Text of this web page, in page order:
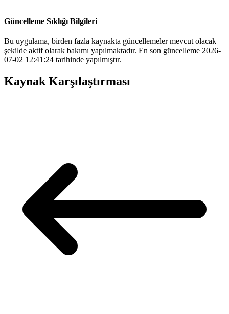
Güncelleme Sıklığı Bilgileri
Bu uygulama, birden fazla kaynakta güncellemeler mevcut olacak
şekilde aktif olarak bakımı yapılmaktadır. En son güncelleme 2026-
07-02 12:41:24 tarihinde yapılmıştır.
Kaynak Karşılaştırması